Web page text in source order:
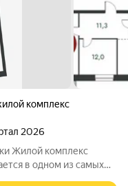
комплекс
2026
Жилой комплекс
в одном из самых